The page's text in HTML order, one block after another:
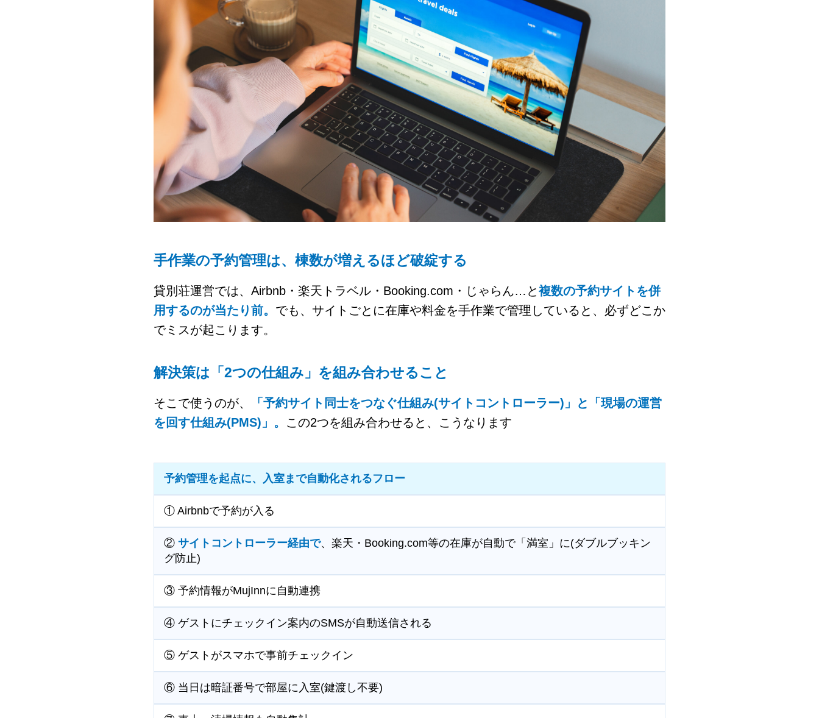
手作業の予約管理は、棟数が増えるほど破綻する
貸別荘運営では、Airbnb・楽天トラベル・Booking.com・じゃらん…と複数の予約サイトを併
用するのが当たり前。 でも、サイトごとに在庫や料金を手作業で管理していると、必ずどこか
でミスが起こります。
解決策は「2つの仕組み」を組み合わせること
そこで使うのが、
「予約サイト同士をつなぐ仕組み(サイトコントローラー)」と「現場の運営
を回す仕組み(PMS)」。 この2つを組み合わせると、こうなります
予約管理を起点に、入室まで自動化されるフロー
① Airbnbで予約が入る
② サイトコントローラー経由で、楽天・Booking.com等の在庫が自動で「満室」に(ダブルブッキン
グ防止)
③ 予約情報がMujInnに自動連携
④ ゲストにチェックイン案内のSMSが自動送信される
⑤ ゲストがスマホで事前チェックイン
⑥ 当日は暗証番号で部屋に入室(鍵渡し不要)